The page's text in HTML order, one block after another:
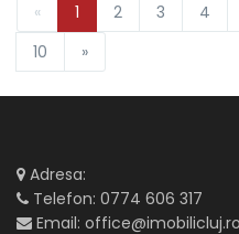
« 1 2 3 4
10
»
Adresa:
Telefon: 0774 606 317
Email: office@imobilicluj.ro